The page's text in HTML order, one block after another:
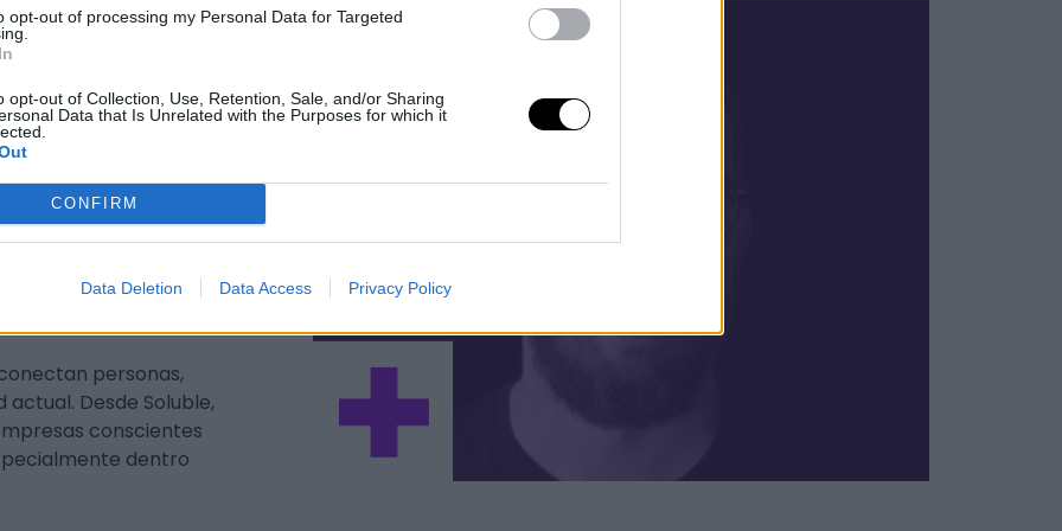
opt-out of processing my Personal Data for Targeted
opt-out of Collection, Use, Retention, Sale, and/or Sharing
Data that Is Unrelated with the Purposes for which it
CONFIRM
Data Deletion Data Access Privacy Policy
de
de marcas en
(UPM) y con
(Instituto Carl
de la
con equipos
generalistas.
personas,
Desde Soluble,
conscientes
dentro